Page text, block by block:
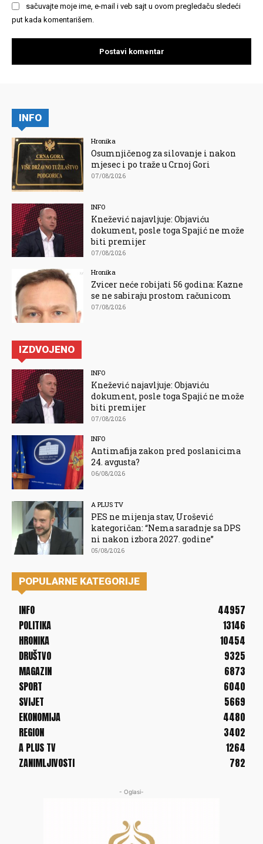
sačuvajte moje ime, e-mail i veb sajt u ovom pregledaču sledeći
put kada komentarišem.
INFO
Hronika
Osumnjičenog za silovanje i nakon
mjesec i po traže u Crnoj Gori
07/08/2026
INFO
Knežević najavljuje: Objaviću
dokument, posle toga Spajić ne može
biti premijer
07/08/2026
Hronika
Zvicer neće robijati 56 godina: Kazne
se ne sabiraju prostom računicom
07/08/2026
IZDVOJENO
INFO
Knežević najavljuje: Objaviću
dokument, posle toga Spajić ne može
biti premijer
07/08/2026
INFO
Antimafija zakon pred poslanicima
24. avgusta?
06/08/2026
A PLUS TV
PES ne mijenja stav, Urošević
kategoričan: “Nema saradnje sa DPS
ni nakon izbora 2027. godine”
05/08/2026
POPULARNE KATEGORIJE
INFO
44957
POLITIKA
13146
HRONIKA
10454
DRUŠTVO
9325
MAGAZIN
6873
SPORT
6040
SVIJET
5669
EKONOMIJA
4480
REGION
3402
A PLUS TV
1264
ZANIMLJIVOSTI
782
- Oglasi-